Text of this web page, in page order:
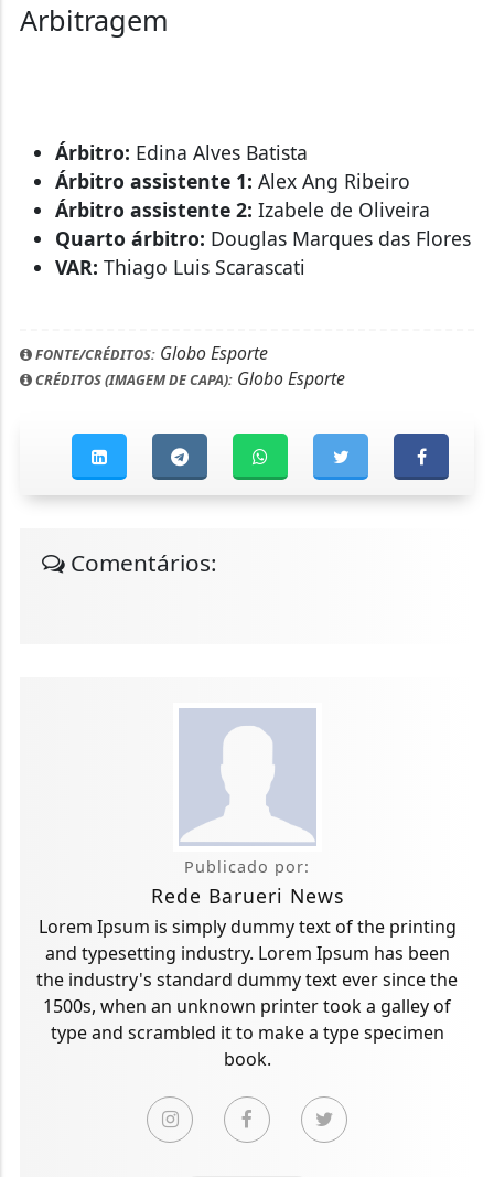
Arbitragem
Árbitro: Edina Alves Batista
Árbitro assistente 1: Alex Ang Ribeiro
Árbitro assistente 2: Izabele de Oliveira
Quarto árbitro: Douglas Marques das Flores
VAR: Thiago Luis Scarascati
FONTE/CRÉDITOS:Globo Esporte
CRÉDITOS (IMAGEM DE CAPA):Globo Esporte
Comentários:
Publicado por:
Rede Barueri News
Lorem Ipsum is simply dummy text of the printing
and typesetting industry. Lorem Ipsum has been
the industry's standard dummy text ever since the
1500s, when an unknown printer took a galley of
type and scrambled it to make a type specimen
book.